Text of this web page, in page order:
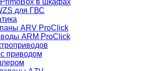
в шкафах
для ГВС
ARV ProClick
ARM ProClick
приводом